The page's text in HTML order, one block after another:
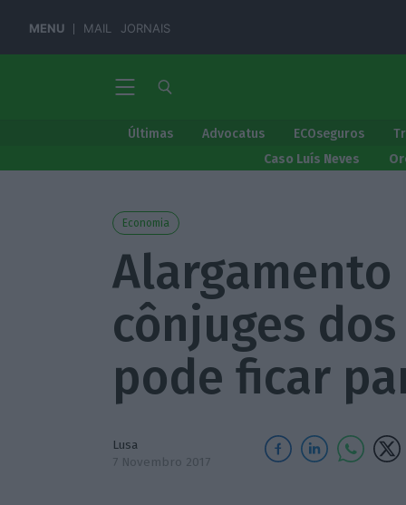
MENU MAIL JORNAIS
Últimas Advocatus ECOseguros
Caso Luís Neves
Economia
Alargamento
cônjuges
pode ficar
Lusa
7 Novembro 2017